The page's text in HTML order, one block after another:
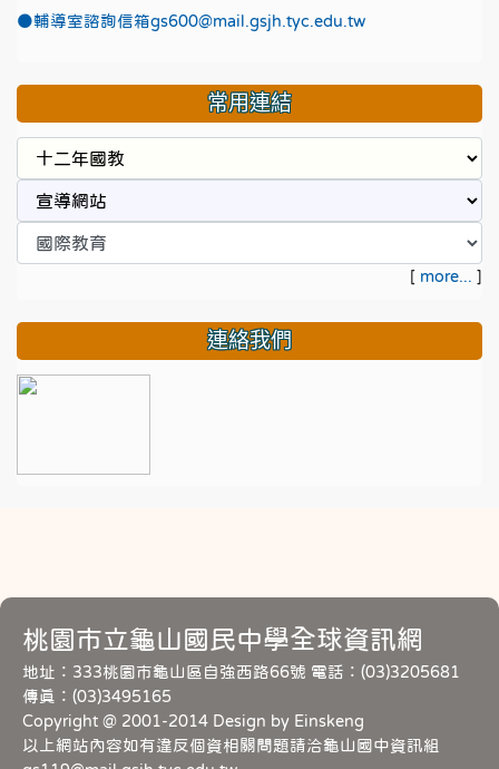
●輔導室諮詢信箱gs600@mail.gsjh.tyc.edu.tw
常用連結
[ more... ]
連絡我們
桃園市立龜山國民中學全球資訊網
地址：333桃園市龜山區自強西路66號 電話：(03)3205681
傳真：(03)3495165
Copyright @ 2001-2014 Design by Einskeng
以上網站內容如有違反個資相關問題請洽龜山國中資訊組